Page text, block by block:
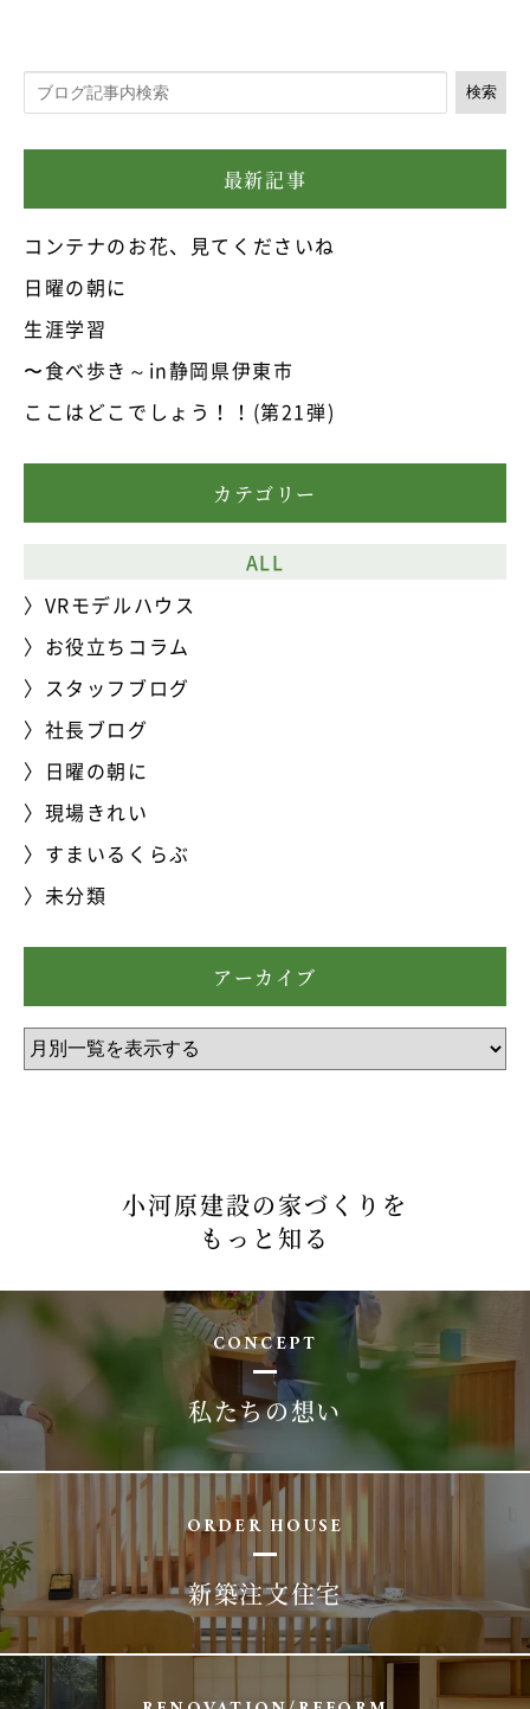
検索
最新記事
コンテナのお花、見てくださいね
日曜の朝に
生涯学習
〜食べ歩き～in静岡県伊東市
ここはどこでしょう！！(第21弾)
カテゴリー
ALL
VRモデルハウス
お役立ちコラム
スタッフブログ
社長ブログ
日曜の朝に
現場きれい
すまいるくらぶ
未分類
アーカイブ
小河原建設の家づくりを
もっと知る
CONCEPT
私たちの想い
ORDER HOUSE
新築注文住宅